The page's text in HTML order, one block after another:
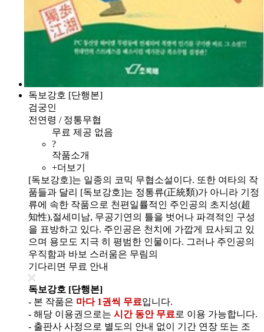
독보강호 [단행본]
검궁인
전연령 / 정통무협
무료 제공 없음
?
작품소개
+더보기
[독보강호]는 일종의 코믹 무협소설이다. 또한 여타의 작
품들과 달리 [독보강호]는 정통류(正統類)가 아니라 기정
류에 속한 작품으로 천편일률적인 주인공의 초지성(超
知性),절세미남, 무공기연의 틀을 벗어나 파격적인 구성
을 표방하고 있다. 주인공은 천치에 가깝게 묘사되고 있
으며 용모도 지극 히 평범한 인물이다. 그러나 주인공의
우직함과 바보 스러움은 무림의
기다리면 무료 안내
독보강호 [단행본]
- 본 작품은 마다 1권씩 무료입니다.
- 해당 이용권으로는 시간 동안 무료 로 이용 가능합니다.
- 출판사 사정으로 별도의 안내 없이 기간 연장 또는 조